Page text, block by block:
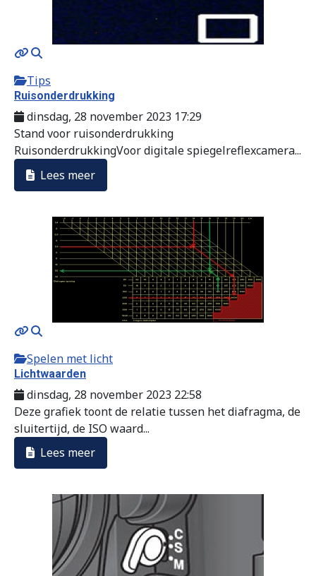
Tips
Ruisonderdrukking
dinsdag, 28 november 2023 17:29
Stand voor ruisonderdrukking
RuisonderdrukkingVoor digitale spiegelreflexcamera...
Lees meer
Spelen met licht
Lichtwaarden
dinsdag, 28 november 2023 22:58
Deze grafiek toont de relatie tussen het diafragma, de
sluitertijd, de ISO waard...
Lees meer